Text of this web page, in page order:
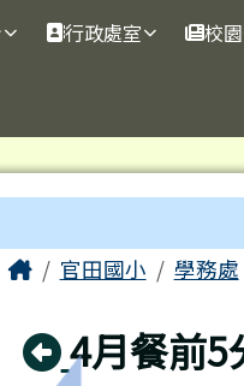
行政處室 校
主內容區域
Home官田國小 學務處
回上頁
4月餐前5